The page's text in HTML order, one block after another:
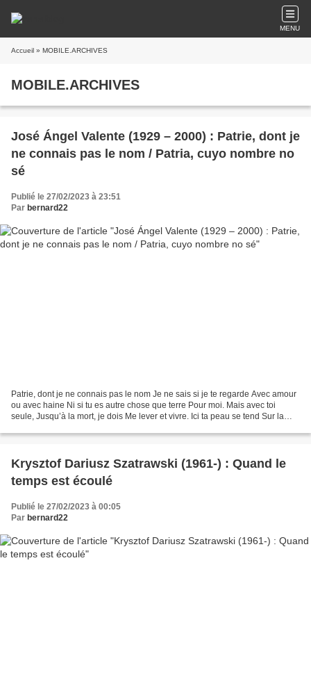
MENU
Accueil » MOBILE.ARCHIVES
MOBILE.ARCHIVES
José Ángel Valente (1929 – 2000) : Patrie, dont je
ne connais pas le nom / Patria, cuyo nombre no
sé
Publié le 27/02/2023 à 23:51
Par bernard22
Patrie, dont je ne connais pas le nom Je ne sais si je te regarde Avec amour
ou avec haine Ni si tu es autre chose que terre Pour moi. Mais avec toi
seule, Jusqu’à la mort, je dois Me lever et vivre. Ici ta peau se tend Sur la
Krysztof Dariusz Szatrawski (1961-) : Quand le
temps est écoulé
Publié le 27/02/2023 à 00:05
Par bernard22